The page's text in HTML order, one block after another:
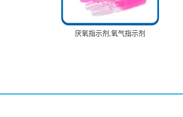
厌氧指示剂,氧气指示剂